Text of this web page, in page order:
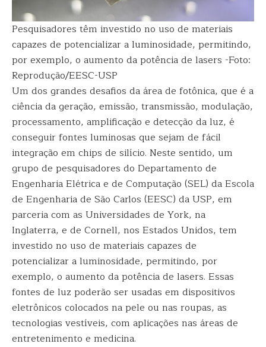
Pesquisadores têm investido no uso de materiais
capazes de potencializar a luminosidade, permitindo,
por exemplo, o aumento da potência de lasers -Foto:
Reprodução/EESC-USP
Um dos grandes desafios da área de fotônica, que é a
ciência da geração, emissão, transmissão, modulação,
processamento, amplificação e detecção da luz, é
conseguir fontes luminosas que sejam de fácil
integração em chips de silício. Neste sentido, um
grupo de pesquisadores do Departamento de
Engenharia Elétrica e de Computação (SEL) da Escola
de Engenharia de São Carlos (EESC) da USP, em
parceria com as Universidades de York, na
Inglaterra, e de Cornell, nos Estados Unidos, tem
investido no uso de materiais capazes de
potencializar a luminosidade, permitindo, por
exemplo, o aumento da potência de lasers. Essas
fontes de luz poderão ser usadas em dispositivos
eletrônicos colocados na pele ou nas roupas, as
tecnologias vestíveis, com aplicações nas áreas de
entretenimento e medicina.